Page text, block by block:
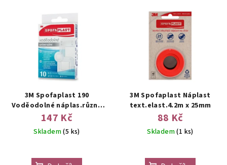
3M Spofaplast 190
Voděodolné náplas.různé
vel.10ks
147 Kč
Skladem(5 ks)
3M Spofaplast Náplast
text.elast.4.2m x 25mm
88 Kč
Skladem(1 ks)